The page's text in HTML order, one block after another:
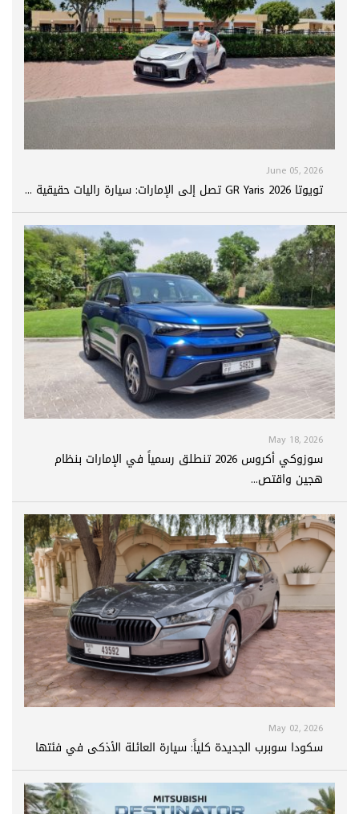
June 05, 2026
تويوتا GR Yaris 2026 تصل إلى الإمارات: سيارة راليات حقيقية ...
May 18, 2026
سوزوكي أكروس 2026 تنطلق رسمياً في الإمارات بنظام
هجين واقتص...
May 02, 2026
سكودا سوبرب الجديدة كلياً: سيارة العائلة الأذكى في فئتها